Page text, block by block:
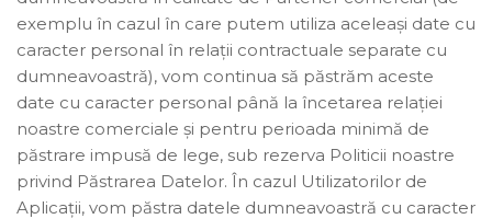
exemplu în cazul în care putem utiliza aceleași date cu
caracter personal în relații contractuale separate cu
dumneavoastră), vom continua să păstrăm aceste
date cu caracter personal până la încetarea relației
noastre comerciale și pentru perioada minimă de
păstrare impusă de lege, sub rezerva Politicii noastre
privind Păstrarea Datelor. În cazul Utilizatorilor de
Aplicații, vom păstra datele dumneavoastră cu caracter